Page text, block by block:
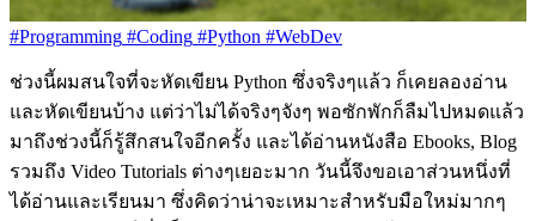
#Programming #Coding #Python #WebDev
ช่วงนี้ผมสนใจที่จะหัดเขียน Python ซึ่งจริงๆแล้ว ก็เคยลองอ่าน
และหัดเขียนบ้าง แต่ว่าไม่ได้จริงๆจังๆ พอซักพักก็ลืมไปหมดแล้ว
มาถึงช่วงนี้ก็รู้สึกสนใจอีกครั้ง และได้อ่านหนังสือ Ebooks, Blog
รวมถึง Video Tutorials ต่างๆเยอะมาก วันนี้จึงขอเอาส่วนหนึ่งที่
ได้อ่านและเรียนมา ซึ่งคิดว่าน่าจะเหมาะสำหรับมือใหม่มากๆ